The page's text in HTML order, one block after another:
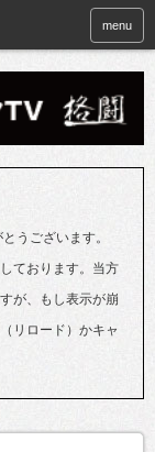
menu
うございます。
ております。当方
が、もし表示が崩
リロード）かキャ